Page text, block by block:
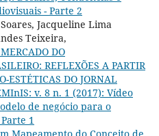
- Parte 2
Jacqueline Lima
Teixeira,
DO
REFLEXÕES A PARTIR
ESTÉTICAS DO JORNAL
v. 8 n. 1 (2017): Vídeo
de negócio para o
1